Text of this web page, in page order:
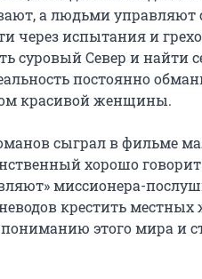
а людьми управляют
через испытания и
суровый Север и найти
постоянно
красивой женщины.
сыграл в фильме
хорошо
миссионера-
крестить местных
этого мира и